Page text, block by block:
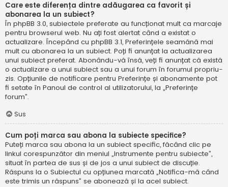
Care este diferența dintre adăugarea ca favorit și
abonarea la un subiect?
În phpBB 3.0, subiectele preferate au funcționat mult ca marcaje
pentru browserul web. Nu ați fost alertat când a existat o
actualizare. Începând cu phpBB 3.1, Preferințele seamănă mai
mult cu abonarea la un subiect. Poți fi anunțat la actualizarea
unui subiect preferat. Abonându-vă însă, veți fi anunțat că există
o actualizare a unui subiect sau a unui forum în forumul propriu-
zis. Opțiunile de notificare pentru Preferințe și abonamente pot
fi setate în Panoul de control al utilizatorului, la „Preferințe
forum”.
Sus
Cum poți marca sau abona la subiecte specifice?
Puteți marca sau abona la un subiect specific, făcând clic pe
linkul corespunzător din meniul „Instrumente pentru subiecte”,
situat în partea de sus și de jos a unui subiect de discuție.
Răspuns la o Subiectul cu opțiunea marcată „Notifica-mă când
este trimis un răspuns” se abonează și la acel subiect.